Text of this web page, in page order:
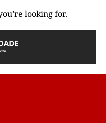
looking for.